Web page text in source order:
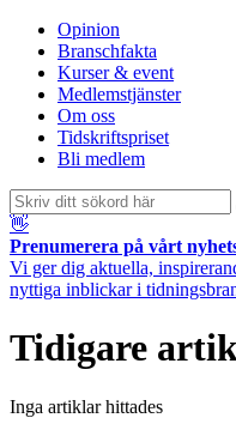
Opinion
Branschfakta
Kurser & event
Medlemstjänster
Om oss
Tidskriftspriset
Bli medlem
👋
Prenumerera på vårt
Vi ger dig aktuella,
nyttiga inblickar i
Tidigare
Inga artiklar hittades